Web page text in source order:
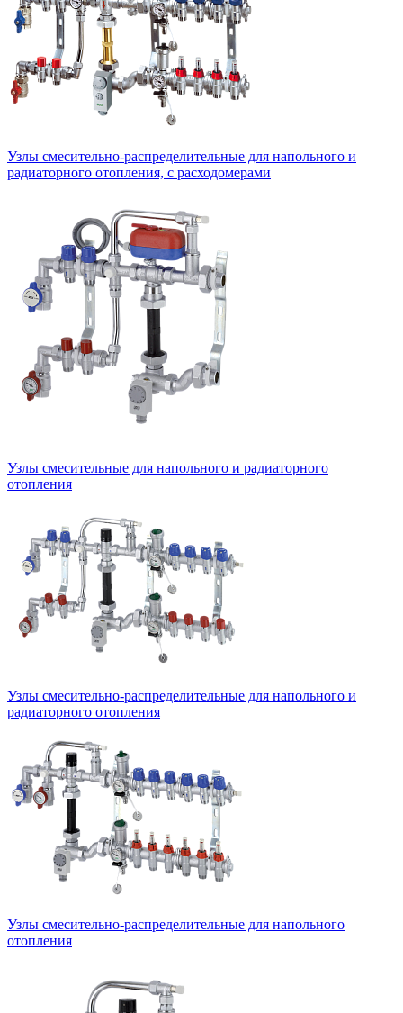
Узлы смесительно-распределительные для напольного и
радиаторного отопления, с расходомерами
Узлы смесительные для напольного и радиаторного
отопления
Узлы смесительно-распределительные для напольного и
радиаторного отопления
Узлы смесительно-распределительные для напольного
отопления